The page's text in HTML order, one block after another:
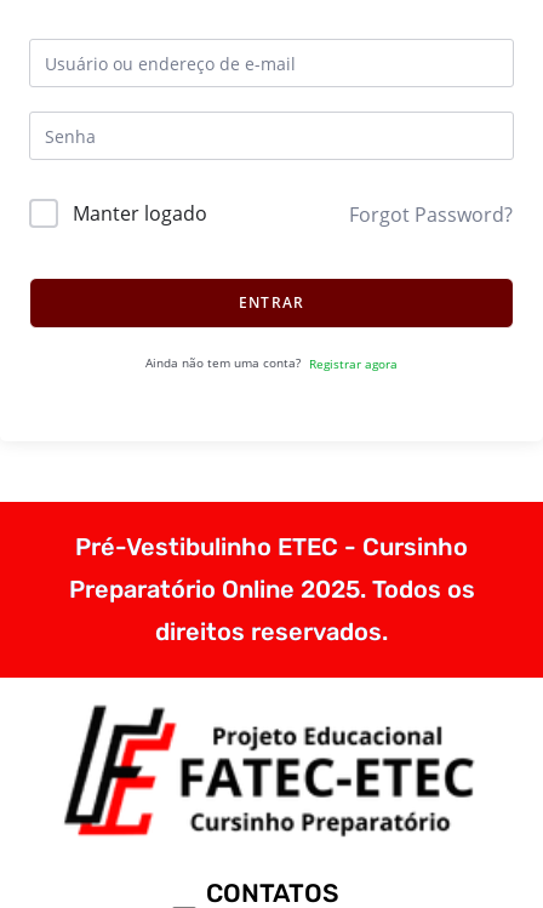
Manter logado Forgot Password?
ENTRAR
Ainda não tem uma conta? Registrar agora
Pré-Vestibulinho ETEC - Cursinho
Preparatório Online 2025. Todos os
direitos reservados.
CONTATOS